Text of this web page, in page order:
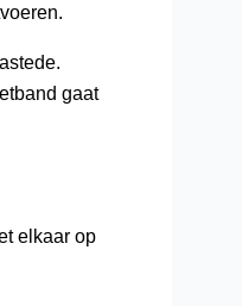
gaat
elkaar op